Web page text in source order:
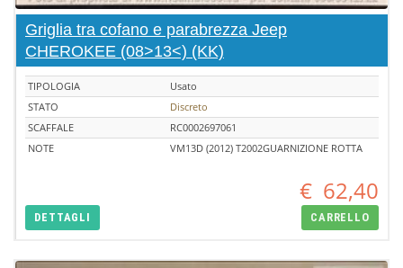
Griglia tra cofano e parabrezza Jeep
CHEROKEE (08>13<) (KK)
TIPOLOGIA
Usato
STATO
Discreto
SCAFFALE
RC0002697061
NOTE
VM13D (2012) T2002GUARNIZIONE ROTTA
€ 62,40
DETTAGLI CARRELLO